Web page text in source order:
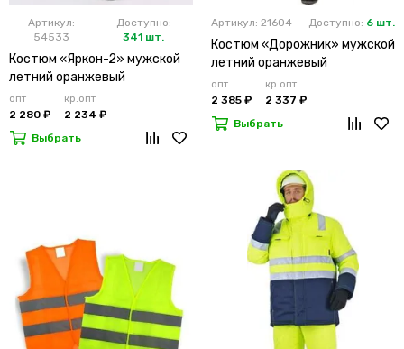
Артикул:
54533
Доступно:
341 шт.
Костюм «Яркон-2» мужской
летний оранжевый
опт
2 280 ₽
кр.опт
2 234 ₽
Выбрать
Артикул: 21604 Доступно: 6 шт.
Костюм «Дорожник» мужской
летний оранжевый
опт
2 385 ₽
кр.опт
2 337 ₽
Выбрать